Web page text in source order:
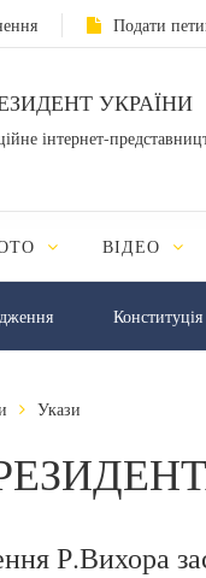
Подати
УКРАЇНИ
інтернет-
ВІДЕО
Укази
Р.Вихора